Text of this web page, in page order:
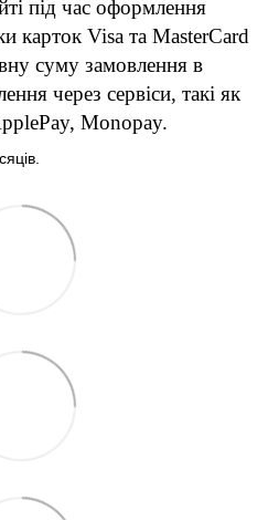
під час оформлення
карток Visa та MasterCard
суму замовлення в
через сервіси, такі як
Monopay.